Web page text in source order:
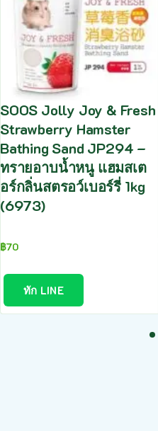
SOOS Jolly Joy & Fresh
Strawberry Hamster
Bathing Sand JP294 –
ทรายอาบน้ำหนู แฮมสเต
อร์กลิ่นสตรอว์เบอร์รี่ 1kg
(6973)
฿70
ทัก LINE